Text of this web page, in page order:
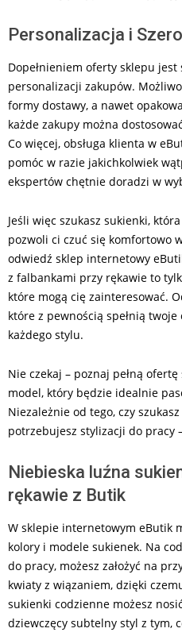
Personalizacja i
Dopełnieniem oferty sklepu jest
personalizacji zakupów.
formy dostawy, a nawet
każde zakupy można
Co więcej, obsługa klienta w
pomóc w razie jakichkolwiek
ekspertów chętnie doradzi w
Jeśli więc szukasz sukienki,
pozwoli ci czuć się komfortowo
odwiedź sklep internetowy
z falbankami przy rękawie to
które mogą cię zainteresować.
które z pewnością spełnią
każdego stylu.
Nie czekaj – poznaj pełną
model, który będzie idealnie
Niezależnie od tego, czy
potrzebujesz stylizacji do pracy
Niebieska luźna
rękawie z Butik
W sklepie internetowym eButik
kolory i modele sukienek. Na
do pracy, możesz założyć na
kwiaty z wiązaniem, dzięki
sukienki codzienne możesz
dziewczęcy subtelny styl z tym,